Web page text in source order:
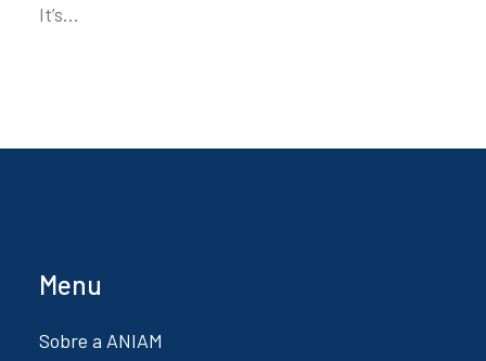
It’s…
Menu
Sobre a ANIAM